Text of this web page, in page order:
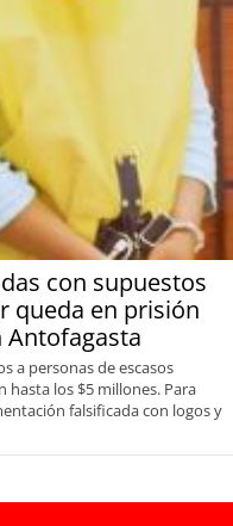
con supuestos
queda en prisión
a personas de escasos
hasta los $5 millones. Para
falsificada con logos y